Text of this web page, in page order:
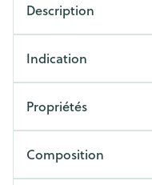
Description
Indication
Propriétés
Composition